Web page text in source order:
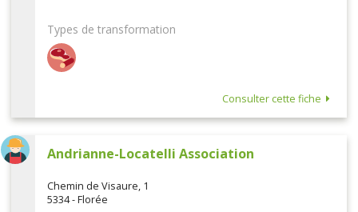
Types de transformation
Consulter cette fiche
Andrianne-Locatelli Association
Chemin de Visaure, 1
5334 - Florée